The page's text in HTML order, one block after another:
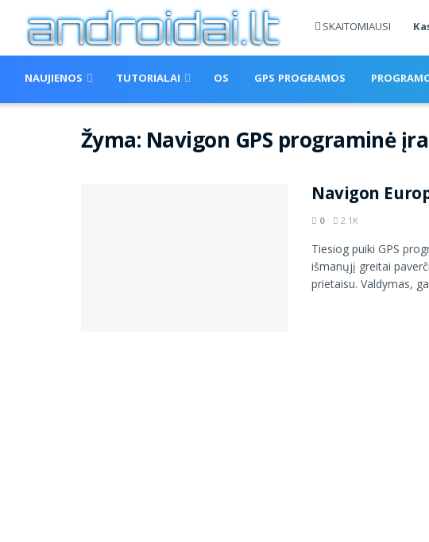
SKAITOMIAUSI
NAUJIENOS TUTORIALAI OS GPS PROGRAMOS
Žyma: Navigon GPS programinė
Navigon
0 2.1K
Tiesiog puiki GPS
išmanųjį greitai
prietaisu. Valdymas,